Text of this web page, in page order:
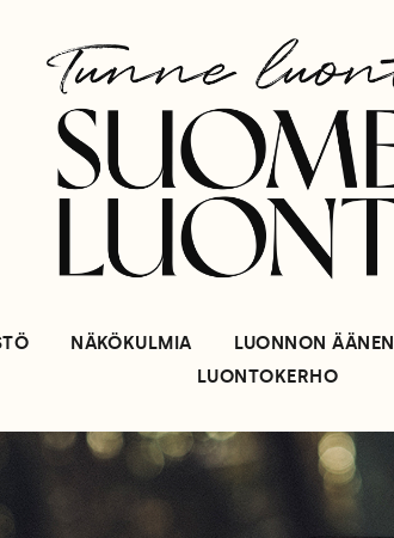
NÄKÖKULMIA LUONNON
LUONTOKERHO